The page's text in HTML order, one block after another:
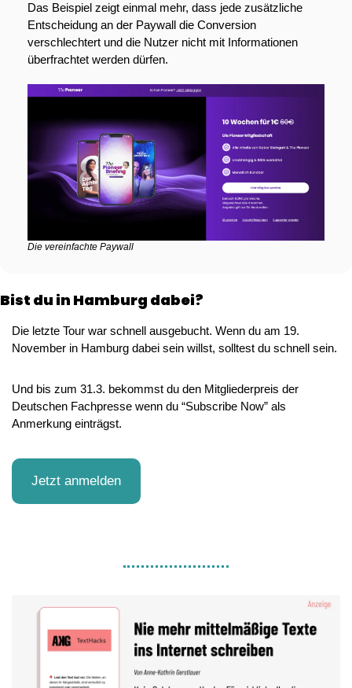
Das Beispiel zeigt einmal mehr, dass jede zusätzliche
Entscheidung an der Paywall die Conversion
verschlechtert und die Nutzer nicht mit Informationen
überfrachtet werden dürfen.
Die vereinfachte Paywall
Bist du in Hamburg dabei?
Die letzte Tour war schnell ausgebucht. Wenn du am 19.
November in Hamburg dabei sein willst, solltest du schnell sein.
Und bis zum 31.3. bekommst du den Mitgliederpreis der
Deutschen Fachpresse wenn du “Subscribe Now” als
Anmerkung einträgst.
Jetzt anmelden